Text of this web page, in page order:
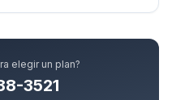
elegir un plan?
3521